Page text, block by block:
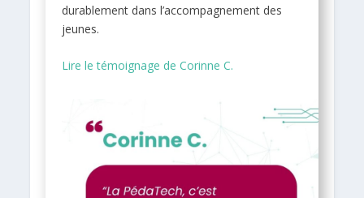
durablement dans l’accompagnement des
jeunes.
Lire le témoignage de Corinne C.